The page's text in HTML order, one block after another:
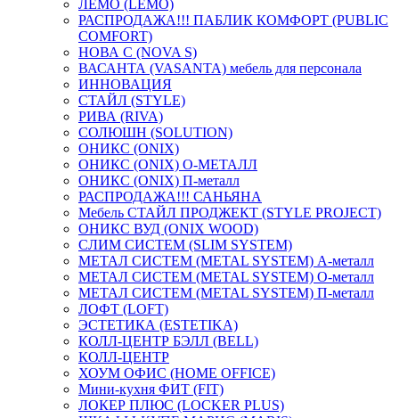
ЛЕМО (LEMO)
РАСПРОДАЖА!!! ПАБЛИК КОМФОРТ (PUBLIC
COMFORT)
НОВА С (NOVA S)
ВАСАНТА (VASANTA) мебель для персонала
ИННОВАЦИЯ
СТАЙЛ (STYLE)
РИВА (RIVA)
СОЛЮШН (SOLUTION)
ОНИКС (ONIX)
ОНИКС (ONIX) O-МЕТАЛЛ
ОНИКС (ONIX) П-металл
РАСПРОДАЖА!!! САНЬЯНА
Мебель СТАЙЛ ПРОДЖЕКТ (STYLE PROJECT)
ОНИКС ВУД (ONIX WOOD)
СЛИМ СИСТЕМ (SLIM SYSTEM)
МЕТАЛ СИСТЕМ (METAL SYSTEM) А-металл
МЕТАЛ СИСТЕМ (METAL SYSTEM) О-металл
МЕТАЛ СИСТЕМ (METAL SYSTEM) П-металл
ЛОФТ (LOFT)
ЭСТЕТИКА (ESTETIKA)
КОЛЛ-ЦЕНТР БЭЛЛ (BELL)
КОЛЛ-ЦЕНТР
ХОУМ ОФИС (HOME OFFICE)
Мини-кухня ФИТ (FIT)
ЛОКЕР ПЛЮС (LOCKER PLUS)